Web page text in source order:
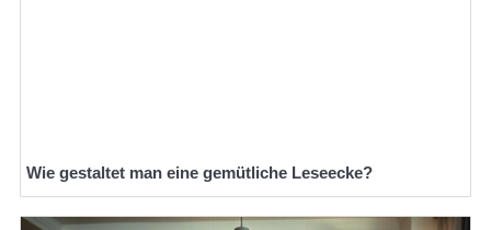
Wie gestaltet man eine gemütliche Leseecke?